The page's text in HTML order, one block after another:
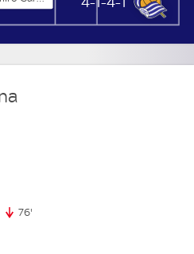
56. minute
76'